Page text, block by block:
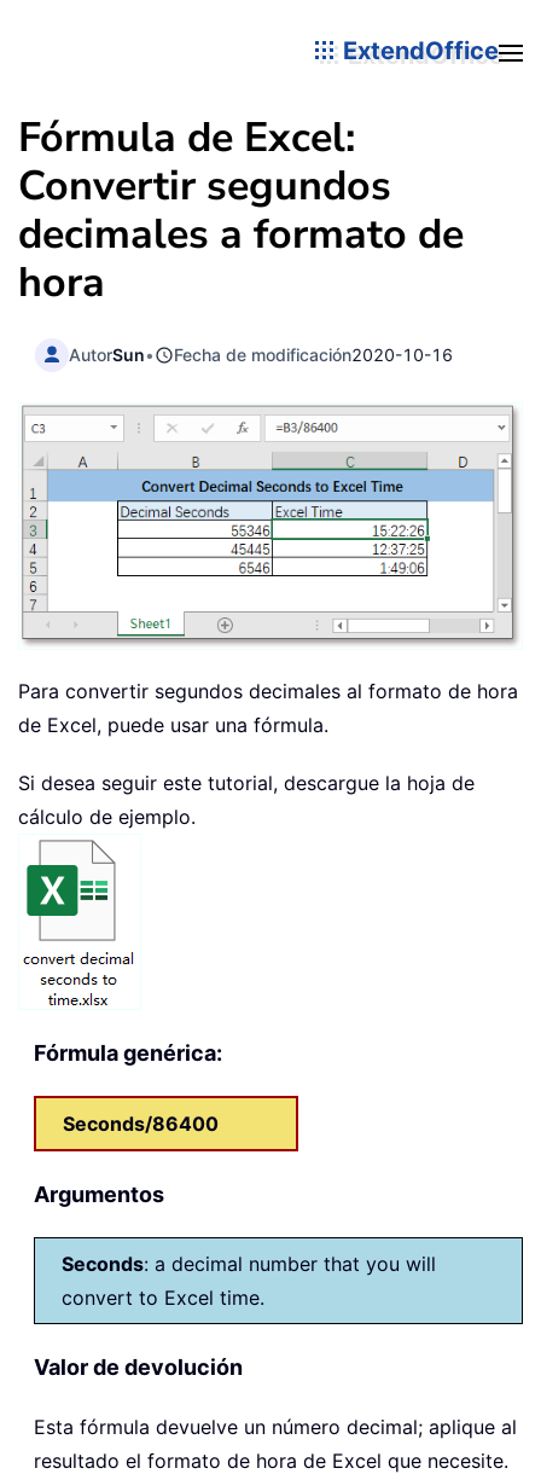
ExtendOffice
Fórmula de Excel:
Convertir segundos
decimales a formato de
hora
AutorSun• Fecha de modificación2020-10-16
Para convertir segundos decimales al formato de hora
de Excel, puede usar una fórmula.
Si desea seguir este tutorial, descargue la hoja de
cálculo de ejemplo.
Fórmula genérica:
Seconds/86400
Argumentos
Seconds: a decimal number that you will
convert to Excel time.
Valor de devolución
Esta fórmula devuelve un número decimal; aplique al
resultado el formato de hora de Excel que necesite.